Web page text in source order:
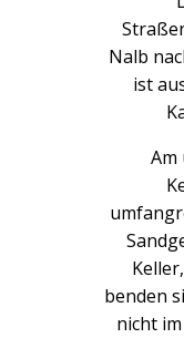
Nalb
ist
Am
befinden
nicht